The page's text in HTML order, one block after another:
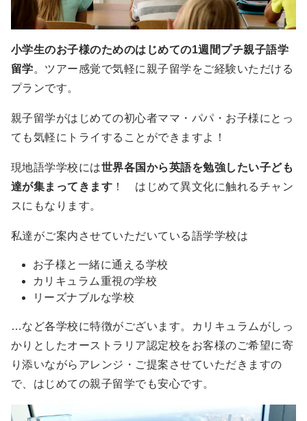
小学生のお子様のためのはじめての1週間プチ親子語学
留学。ツアー感覚で気軽に親子留学をご経験いただける
プランです。
親子留学がはじめての初心者ママ・パパ・お子様にとっ
ても気軽にトライすることができますよ！
現地語学学校には世界各国から英語を勉強したい子ども
達が集まってきます ！ はじめて異文化に触れるチャン
スにもなります。
私達がご案内させていただいている語学学校は
お子様と一緒に通える学校
カリキュラム重視の学校
リーズナブルな学校
…など各学校に特徴がございます。カリキュラムがしっ
かりとしたオーストラリア認定校をお客様のご希望に寄
り添いながらアレンジ・ご提案させていただきますの
で、はじめての親子留学でも安心です。